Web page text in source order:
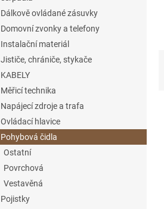
Dálkově ovládané zásuvky
Domovní zvonky a telefony
Instalační materiál
Jističe, chrániče, stykače
KABELY
Měřicí technika
Napájecí zdroje a trafa
Ovládací hlavice
Pohybová čidla
Ostatní
Povrchová
Vestavěná
Pojistky